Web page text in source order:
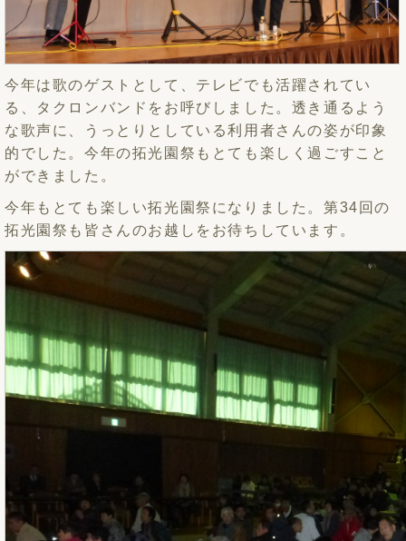
今年は歌のゲストとして、テレビでも活躍されてい
る、タクロンバンドをお呼びしました。透き通るよう
な歌声に、うっとりとしている利用者さんの姿が印象
的でした。今年の拓光園祭もとても楽しく過ごすこと
ができました。
今年もとても楽しい拓光園祭になりました。第34回の
拓光園祭も皆さんのお越しをお待ちしています。